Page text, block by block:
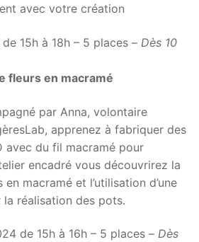
avec votre création
15h à 18h – 5 places – Dès 10
fleurs en macramé
par Anna, volontaire
apprenez à fabriquer des
avec du fil macramé pour
encadré vous découvrirez la
macramé et l’utilisation d’une
réalisation des pots.
de 15h à 16h – 5 places – Dès